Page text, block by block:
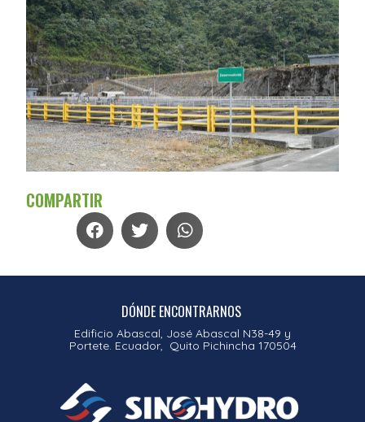
COMPARTIR
DÓNDE ENCONTRARNOS
Edificio Abascal, José Abascal N38-49 y
Portete. Ecuador, Quito Pichincha 170504